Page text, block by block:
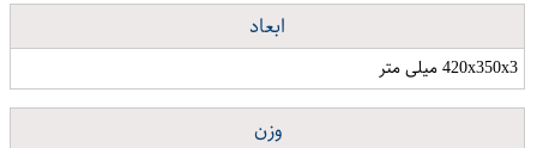
ابعاد
420x350x3 میلی متر
وزن